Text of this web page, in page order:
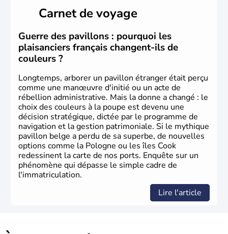
Carnet de voyage
Guerre des pavillons : pourquoi les
plaisanciers français changent-ils de
couleurs ?
Longtemps, arborer un pavillon étranger était perçu
comme une manœuvre d'initié ou un acte de
rébellion administrative. Mais la donne a changé : le
choix des couleurs à la poupe est devenu une
décision stratégique, dictée par le programme de
navigation et la gestion patrimoniale. Si le mythique
pavillon belge a perdu de sa superbe, de nouvelles
options comme la Pologne ou les îles Cook
redessinent la carte de nos ports. Enquête sur un
phénomène qui dépasse le simple cadre de
l'immatriculation.
Lire l'article